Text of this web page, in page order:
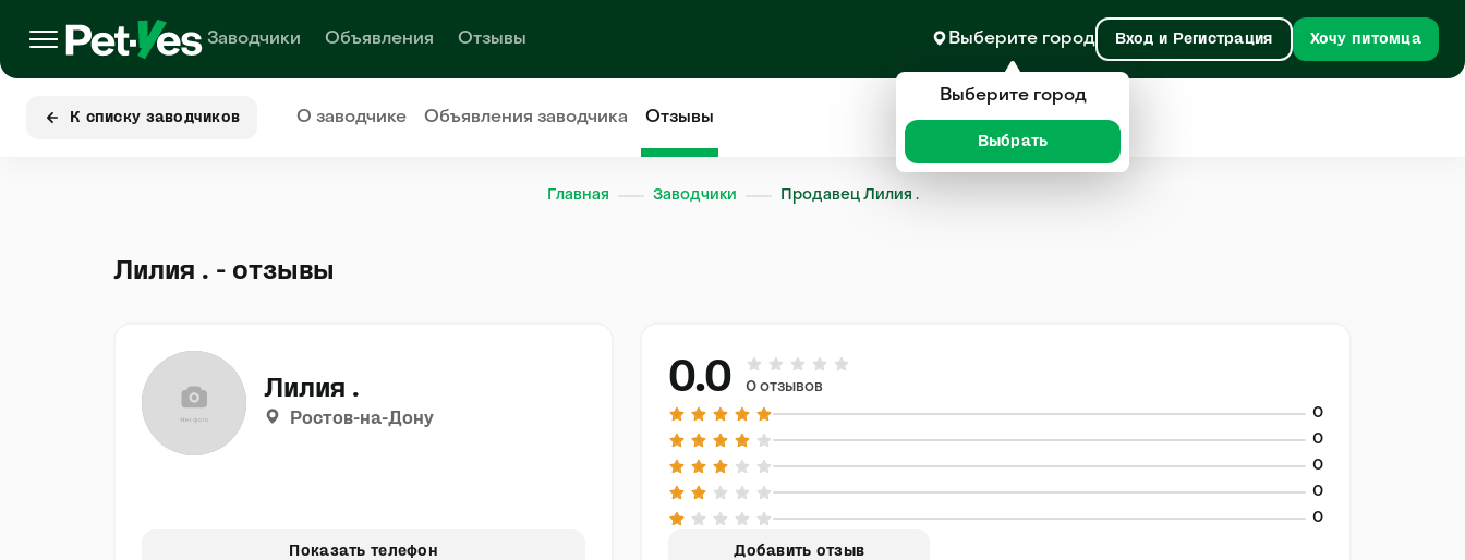
Заводчики Объявления Отзывы Выберите город Вход и Регистрация Хочу питомца
К списку заводчиков О заводчике Объявлениязаводчика Отзывы
Главная Заводчики Продавец Лилия .
Лилия . - отзывы
Лилия .
Ростов-на-Дону
Показать телефон
0.0
0 отзывов
0
0
0
0
0
Добавить отзыв
Выберите город
Выбрать